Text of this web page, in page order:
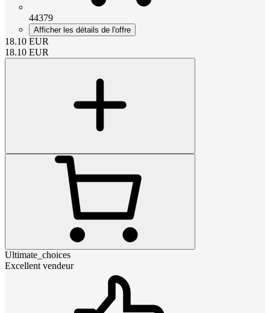
44379
Afficher les détails de l'offre
18.10 EUR
18.10 EUR
Ultimate_choices
Excellent vendeur